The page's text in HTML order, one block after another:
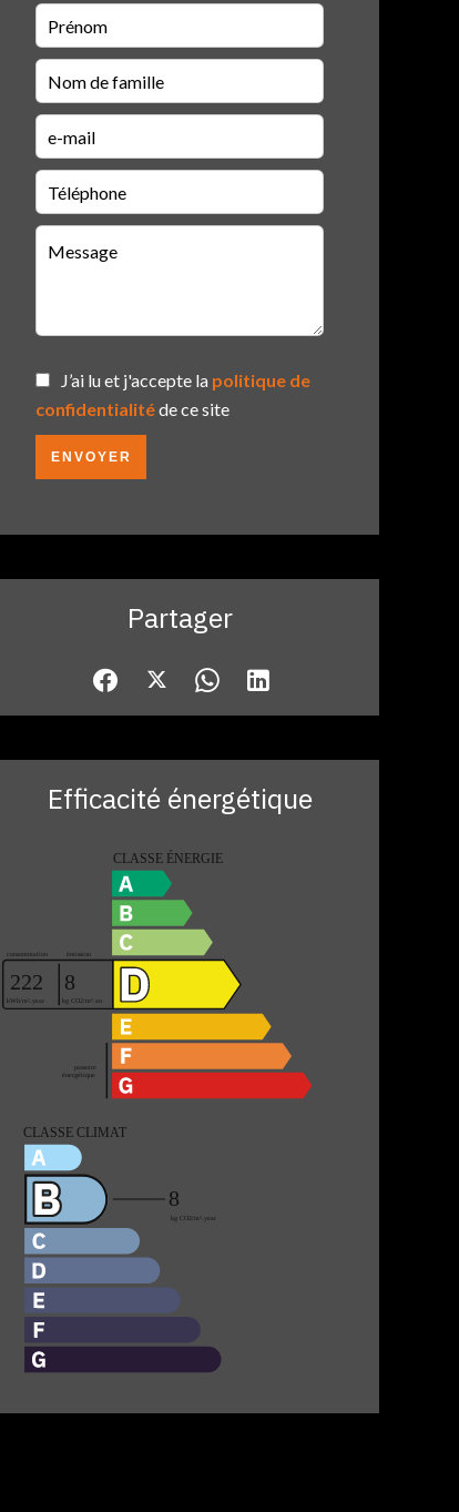
J’ai lu et j'accepte la politique de
confidentialitéde ce site
ENVOYER
Partager
Efficacité énergétique